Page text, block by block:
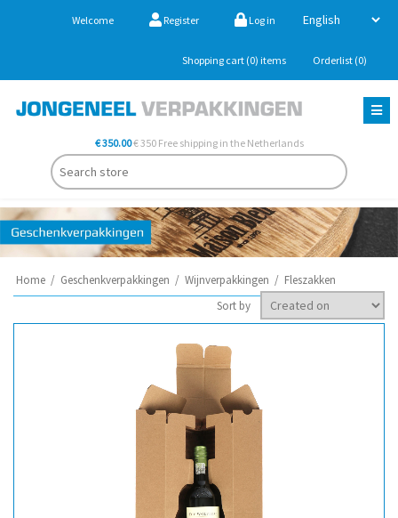
Welcome Register Log in
Shopping cart (0) items Orderlist (0)
€ 350.00€ 350 Free shipping in the Netherlands
Home / Geschenkverpakkingen / Wijnverpakkingen / Fleszakken
Sort by